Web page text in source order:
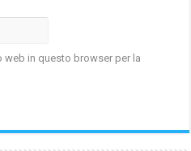
web in questo browser per la